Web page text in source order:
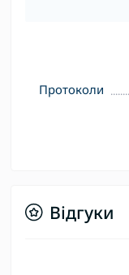
Протоколи
Відгуки